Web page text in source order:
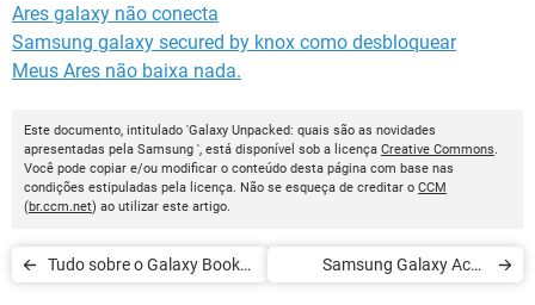
Ares galaxy não conecta
Samsung galaxy secured by knox como desbloquear
Meus Ares não baixa nada.
Este documento, intitulado 'Galaxy Unpacked: quais são as novidades
apresentadas pela Samsung ', está disponível sob a licença Creative Commons.
Você pode copiar e/ou modificar o conteúdo desta página com base nas
condições estipuladas pela licença. Não se esqueça de creditar o CCM
(br.ccm.net) ao utilizar este artigo.
Tudo sobre o Galaxy Book
Samsung Galaxy Ace -